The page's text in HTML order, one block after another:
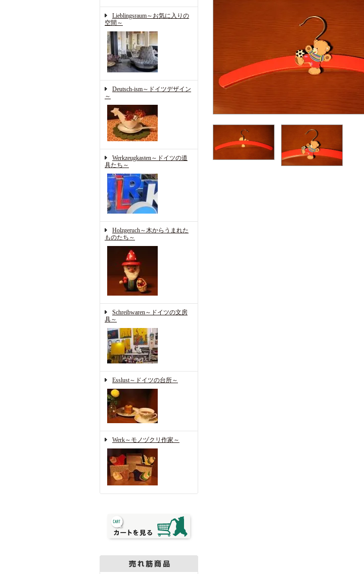
Lieblingsraum～お気に入りの
空間～
Deutsch-ism～ドイツデザイン
～
Werkzeugkasten～ドイツの道
具たち～
Holzgeruch～木からうまれた
ものたち～
Schreibwaren～ドイツの文房
具～
Esslust～ドイツの台所～
Werk～モノヅクリ作家～